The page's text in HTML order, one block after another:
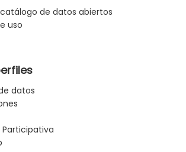
de datos abiertos
uso
datos